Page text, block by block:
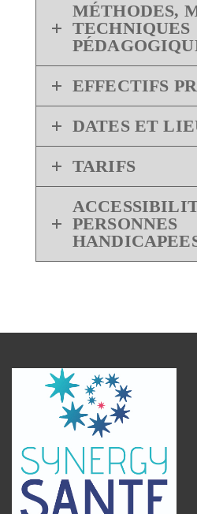
MÉTHODES,
TECHNIQUES
EFFECTIFS
DATES ET
TARIFS
PERSONNES